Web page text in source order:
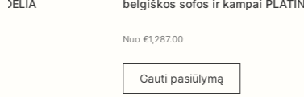
belgiškos sofos ir kampai PLATINO